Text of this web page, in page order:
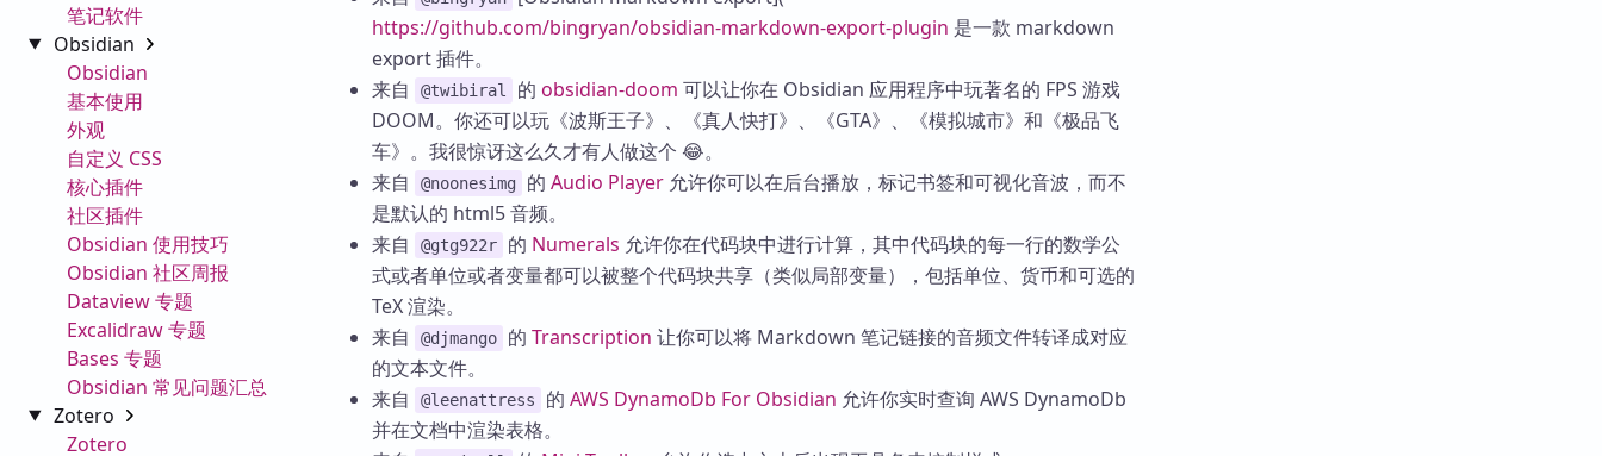
笔记软件
Obsidian
Obsidian
基本使用
外观
自定义 CSS
核心插件
社区插件
Obsidian 使用技巧
Obsidian 社区周报
Dataview 专题
Excalidraw 专题
Bases 专题
Obsidian 常见问题汇总
Zotero
Zotero
https://github.com/bingryan/obsidian-markdown-export-plugin 是一款 markdown
export 插件。
来自
@twibiral 的 obsidian-doom 可以让你在 Obsidian 应用程序中玩著名的 FPS 游戏
DOOM。你还可以玩《波斯王子》、《真人快打》、《GTA》、《模拟城市》和《极品飞
车》。我很惊讶这么久才有人做这个 😂。
来自
@noonesimg 的 Audio Player允许你可以在后台播放，标记书签和可视化音波，而不
是默认的 html5 音频。
来自
@gtg922r 的 Numerals 允许你在代码块中进行计算，其中代码块的每一行的数学公
式或者单位或者变量都可以被整个代码块共享（类似局部变量），包括单位、货币和可选的
TeX 渲染。
来自
@djmango 的 Transcription 让你可以将 Markdown 笔记链接的音频文件转译成对应
的文本文件。
来自
@leenattress 的 AWS DynamoDb For Obsidian 允许你实时查询 AWS DynamoDb
并在文档中渲染表格。